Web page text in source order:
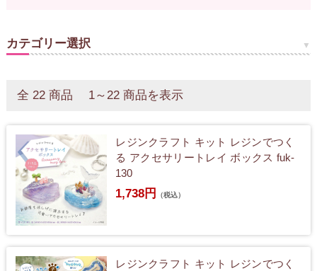
カテゴリー選択
全 22 商品 1～22 商品を表示
レジンクラフト キット レジンでつく
る アクセサリートレイ ボックス fuk-
130
1,738円 （税込）
レジンクラフト キット レジンでつく